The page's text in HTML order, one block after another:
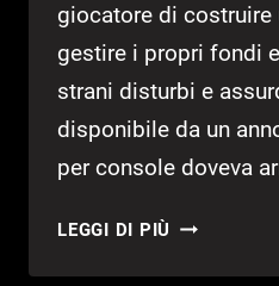
giocatore di costruire
gestire i propri fondi
strani disturbi e
disponibile da un
per console doveva
LEGGI DI PIÙ TWO